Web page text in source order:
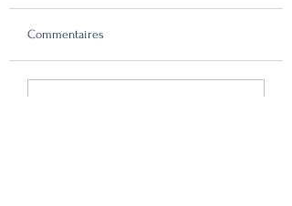
Commentaires